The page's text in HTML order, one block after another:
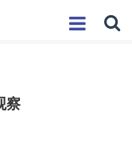
察